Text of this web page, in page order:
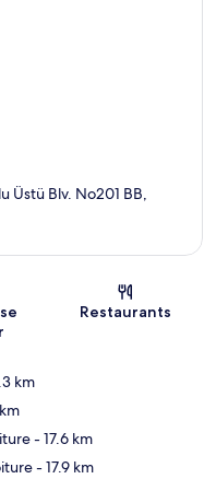
Üstü Blv. No201 BB,
Restaurants
km
- 17.6 km
- 17.9 km